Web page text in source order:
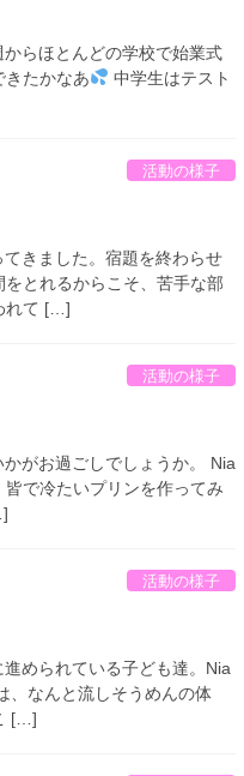
らほとんどの学校で始業式
きたかなあ
中学生はテスト
活動の様子
きました。宿題を終わらせ
とれるからこそ、苦手な部
れて […]
活動の様子
がお過ごしでしょうか。 Nia
で冷たいプリンを作ってみ
活動の様子
められている子ども達。Nia
、なんと流しそうめんの体
[…]